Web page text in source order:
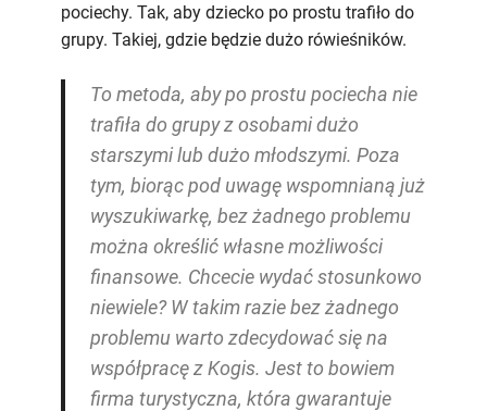
pociechy. Tak, aby dziecko po prostu trafiło do
grupy. Takiej, gdzie będzie dużo rówieśników.
To metoda, aby po prostu pociecha nie
trafiła do grupy z osobami dużo
starszymi lub dużo młodszymi. Poza
tym, biorąc pod uwagę wspomnianą już
wyszukiwarkę, bez żadnego problemu
można określić własne możliwości
finansowe. Chcecie wydać stosunkowo
niewiele? W takim razie bez żadnego
problemu warto zdecydować się na
współpracę z Kogis. Jest to bowiem
firma turystyczna, która gwarantuje